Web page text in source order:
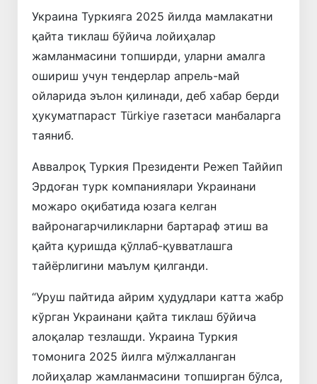
Украина Туркияга 2025 йилда мамлакатни
қайта тиклаш бўйича лойиҳалар
жамланмасини топширди, уларни амалга
ошириш учун тендерлар апрель-май
ойларида эълон қилинади, деб хабар берди
ҳукуматпараст Türkiye газетаси манбаларга
таяниб.
Аввалроқ Туркия Президенти Режеп Таййип
Эрдоған турк компаниялари Украинани
можаро оқибатида юзага келган
вайронагарчиликларни бартараф этиш ва
қайта қуришда қўллаб-қувватлашга
тайёрлигини маълум қилганди.
“Уруш пайтида айрим ҳудудлари катта жабр
кўрган Украинани қайта тиклаш бўйича
алоқалар тезлашди. Украина Туркия
томонига 2025 йилга мўлжалланган
лойиҳалар жамланмасини топширган бўлса,